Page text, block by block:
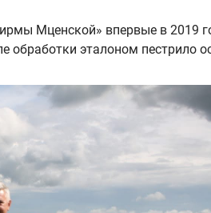
Мценской» впервые в 2019
обработки эталоном пестрило